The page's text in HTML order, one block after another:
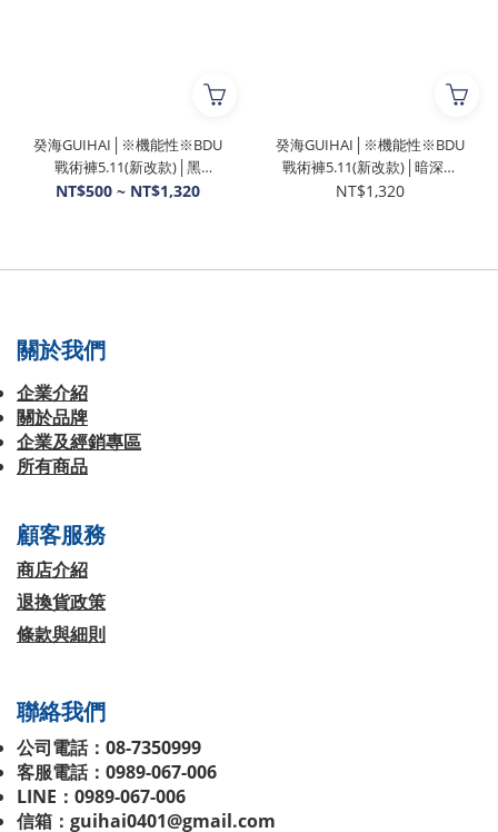
癸海GUIHAI│※機能性※BDU
戰術褲5.11(新改款)│黑
【DTA211】
NT$500 ~ NT$1,320
癸海GUIHAI│※機能性※BDU
戰術褲5.11(新改款)│暗深藍
【DTA212】
NT$1,320
關於我們
企業介紹
關於品牌
企業及經銷專區
所有商品
顧客服務
商店介紹
退換貨政策
條款與細則
聯絡我們
公司電話：08-7350999
客服電話：0989-067-006
LINE：0989-067-006
信箱：guihai0401@gmail.com